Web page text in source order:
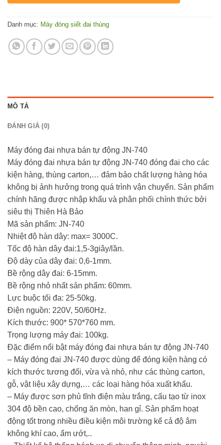
Danh mục: Máy đóng siết đai thùng
MÔ TẢ
ĐÁNH GIÁ (0)
Máy đóng đai nhựa bán tự động JN-740
Máy đóng đai nhựa bán tự động JN-740 đóng đai cho các
kiện hàng, thùng carton,… đảm bảo chất lượng hàng hóa
không bị ảnh hưởng trong quá trình vận chuyển. Sản phẩm
chính hãng được nhập khẩu và phân phối chính thức bởi
siêu thị Thiên Hà Bảo
Mã sản phẩm: JN-740
Nhiệt độ hàn dây: max= 3000C.
Tốc độ hàn dây đai:1,5-3giây/lần.
Độ dày của dây đai: 0,6-1mm.
Bề rộng dây đai: 6-15mm.
Bề rộng nhỏ nhất sản phẩm: 60mm.
Lực buộc tối đa: 25-50kg.
Điện nguồn: 220V, 50/60Hz.
Kích thước: 900* 570*760 mm.
Trọng lượng máy đai: 100kg.
Đặc điểm nổi bật máy đóng đai nhựa bán tự động JN-740
– Máy đóng đai JN-740 được dùng để đóng kiện hàng có
kích thước tương đối, vừa và nhỏ, như các thùng carton,
gỗ, vật liệu xây dựng,… các loại hàng hóa xuất khẩu.
– Máy được sơn phủ tĩnh điện màu trắng, cấu tạo từ inox
304 độ bền cao, chống ăn mòn, han gỉ. Sản phẩm hoạt
động tốt trong nhiều điều kiện môi trường kể cả độ âm
không khí cao, ẩm ướt,..